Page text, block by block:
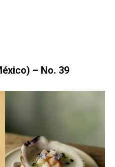
– No. 39